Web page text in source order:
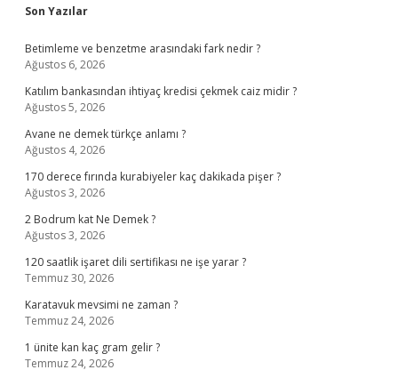
Sidebar
Son Yazılar
Betimleme ve benzetme arasındaki fark nedir ?
Ağustos 6, 2026
Katılım bankasından ihtiyaç kredisi çekmek caiz midir ?
Ağustos 5, 2026
Avane ne demek türkçe anlamı ?
Ağustos 4, 2026
170 derece fırında kurabiyeler kaç dakikada pişer ?
Ağustos 3, 2026
2 Bodrum kat Ne Demek ?
Ağustos 3, 2026
120 saatlik işaret dili sertifikası ne işe yarar ?
Temmuz 30, 2026
Karatavuk mevsimi ne zaman ?
Temmuz 24, 2026
1 ünite kan kaç gram gelir ?
Temmuz 24, 2026